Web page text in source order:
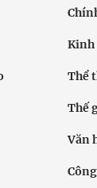
Kinh
Thể
Thế
Văn